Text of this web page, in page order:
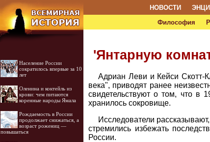
НОВОСТИ
Философия
Население России
сократилось впервые за 10
лет
Оленина и коктейль из
крови: чем питаются
коренные народы Ямала
Рождаемость в России
продолжает снижаться, а
возраст рожениц —
повышаться
'Янтарную
Адриан Леви и Кейси Скотт-
века", приводят ранее
свидетельствуют о том, что в
хранилось сокровище.
Исследователи
стремились избежать
России.